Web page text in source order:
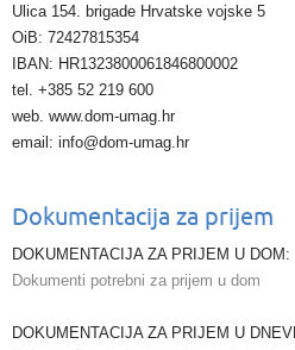
Ulica 154. brigade Hrvatske vojske 5
OiB: 72427815354
IBAN: HR1323800061846800002
tel. +385 52 219 600
web. www.dom-umag.hr
email: info@dom-umag.hr
Dokumentacija za prijem
DOKUMENTACIJA ZA PRIJEM U DOM:
Dokumenti potrebni za prijem u dom
DOKUMENTACIJA ZA PRIJEM U